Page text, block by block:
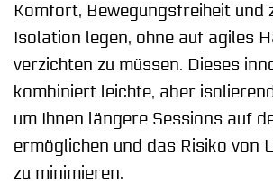
Komfort, Bewegungsfreiheit und
Isolation legen, ohne auf agiles
verzichten zu müssen. Dieses
kombiniert leichte, aber
um Ihnen längere Sessions auf
ermöglichen und das Risiko von
zu minimieren.